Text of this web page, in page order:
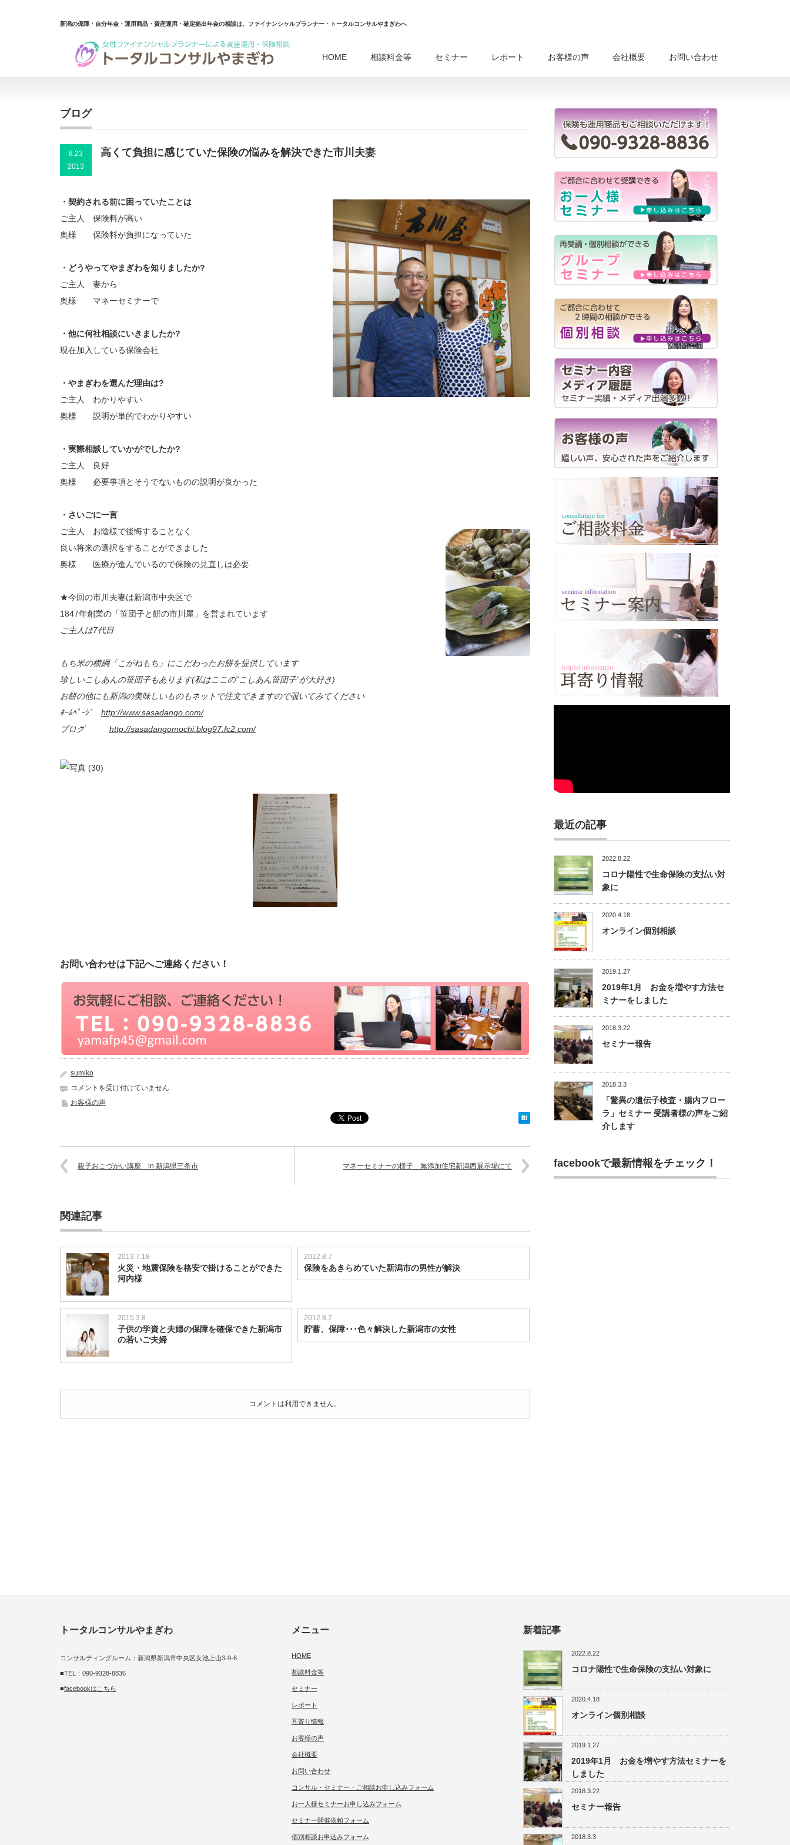
新潟の保障・自分年金・運用商品・資産運用・確定拠出年金の相談は、ファイナンシャルプランナー・トータルコンサルやまぎわへ
HOME 相談料金等 セミナー レポート お客様の声 会社概要 お問い合わせ
ブログ
8.23
2013
高くて負担に感じていた保険の悩みを解決できた市川夫妻
・契約される前に困っていたことは
ご主人 保険料が高い
奥様 保険料が負担になっていた
・どうやってやまぎわを知りましたか?
ご主人 妻から
奥様 マネーセミナーで
・他に何社相談にいきましたか?
現在加入している保険会社
・やまぎわを選んだ理由は?
ご主人 わかりやすい
奥様 説明が単的でわかりやすい
・実際相談していかがでしたか?
ご主人 良好
奥様 必要事項とそうでないものの説明が良かった
・さいごに一言
ご主人 お陰様で後悔することなく
良い将来の選択をすることができました
奥様 医療が進んでいるので保険の見直しは必要
★今回の市川夫妻は新潟市中央区で
1847年創業の「笹団子と餅の市川屋」を営まれています
ご主人は7代目
もち米の横綱「こがねもち」にこだわったお餅を提供しています
珍しいこしあんの笹団子もあります(私はここの”こしあん笹団子”が大好き)
お餅の他にも新潟の美味しいものもネットで注文できますので覗いてみてください
ﾎｰﾑﾍﾟｰｼﾞ http://www.sasadango.com/
ブログ http://sasadangomochi.blog97.fc2.com/
お問い合わせは下記へご連絡ください！
sumiko
高
く
保
険
の
み
を
解
決
で
き
夫
コメントを受け付けていません
お客様の声
親子おこづかい講座 in 新潟県三条市 マネーセミナーの様子 無添加住宅新潟西展示場にて
関連記事
2013.7.18
火災・地震保険を格安で掛けることができた
河内様
2012.8.7
保険をあきらめていた新潟市の男性が解決
2015.3.8
子供の学資と夫婦の保障を確保できた新潟市
の若いご夫婦
2012.8.7
貯蓄、保障･･･色々解決した新潟市の女性
コメントは利用できません。
最近の記事
2022.8.22
コロナ陽性で生命保険の支払い対
象に
2020.4.18
オンライン個別相談
2019.1.27
2019年1月 お金を増やす方法セ
ミナーをしました
2018.3.22
セミナー報告
2018.3.3
「驚異の遺伝子検査・腸内フロー
ラ」セミナー 受講者様の声をご紹
介します
facebookで最新情報をチェック！
トータルコンサルやまぎわ
コンサルティングルーム：新潟県新潟市中央区女池上山3-9-6
■TEL：090-9328-8836
■facebookはこちら
メニュー
HOME
相談料金等
セミナー
レポート
耳寄り情報
お客様の声
会社概要
お問い合わせ
コンサル・セミナー・ご相談お申し込みフォーム
お一人様セミナーお申し込みフォーム
セミナー開催依頼フォーム
個別相談お申込みフォーム
新着記事
2022.8.22
コロナ陽性で生命保険の支払い対象に
2020.4.18
オンライン個別相談
2019.1.27
2019年1月 お金を増やす方法セミナーを
しました
2018.3.22
セミナー報告
2018.3.3